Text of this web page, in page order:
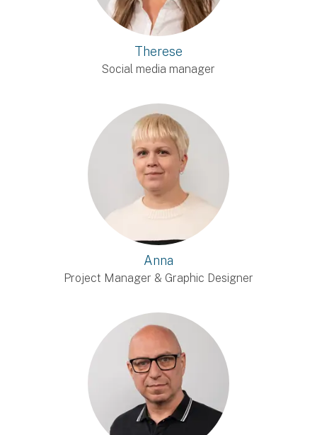
Therese
Social media manager
Anna
Project Manager & Graphic Designer